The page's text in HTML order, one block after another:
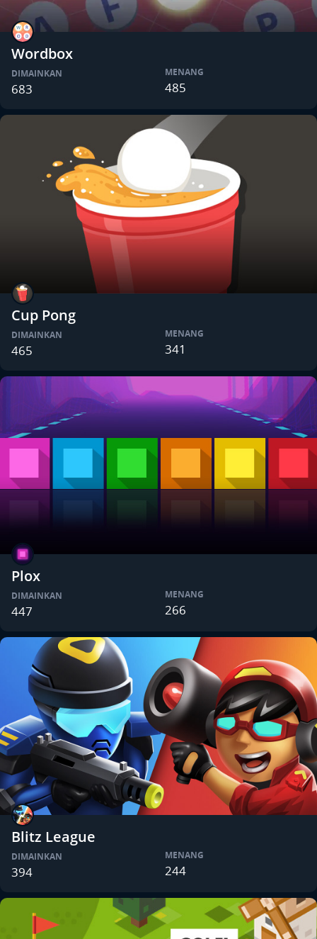
Wordbox
DIMAINKAN
683
MENANG
485
Cup Pong
DIMAINKAN
465
MENANG
341
Plox
DIMAINKAN
447
MENANG
266
Blitz League
DIMAINKAN
394
MENANG
244